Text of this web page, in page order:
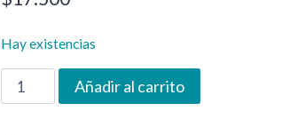
Hay existencias
ROYAL
1.5
Añadir al carrito